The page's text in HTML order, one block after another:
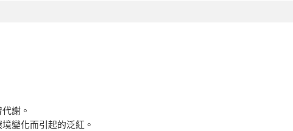
謝。
變化而引起的泛紅。